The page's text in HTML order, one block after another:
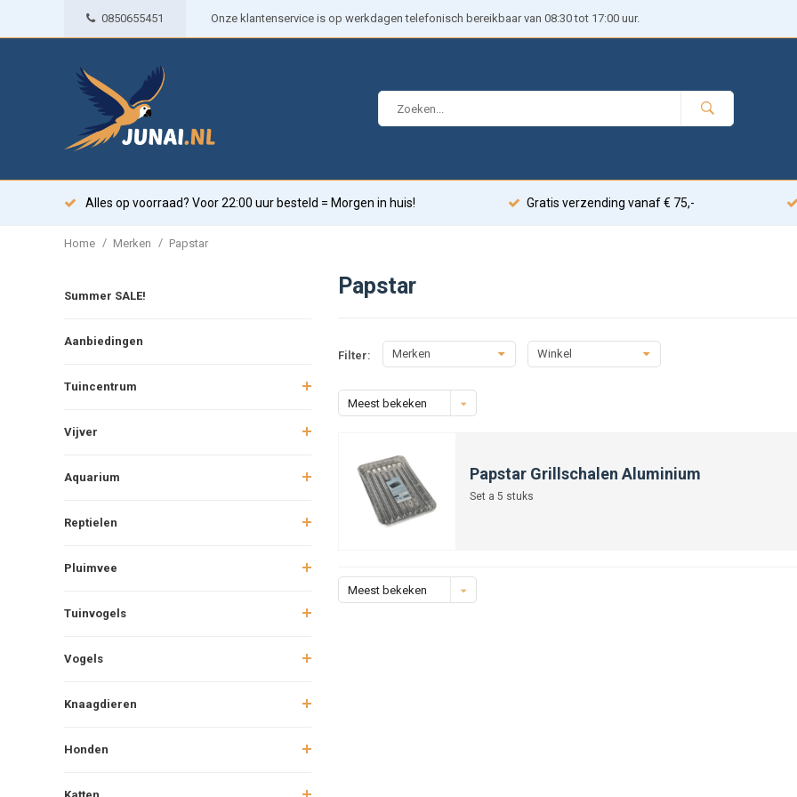
0850655451 Onze klantenservice is op werkdagen telefonisch bereikbaar van 08:30 tot 17:00 uur.
Alles op voorraad? Voor 22:00 uur besteld = Morgen in huis! Gratis verzending vanaf € 75,-
Home / Merken / Papstar
Summer SALE!
Aanbiedingen
Tuincentrum
Vijver
Aquarium
Reptielen
Pluimvee
Tuinvogels
Vogels
Knaagdieren
Honden
Papstar
Filter: Merken Winkel
Meest bekeken
Papstar Grillschalen Aluminium
Set a 5 stuks
Meest bekeken